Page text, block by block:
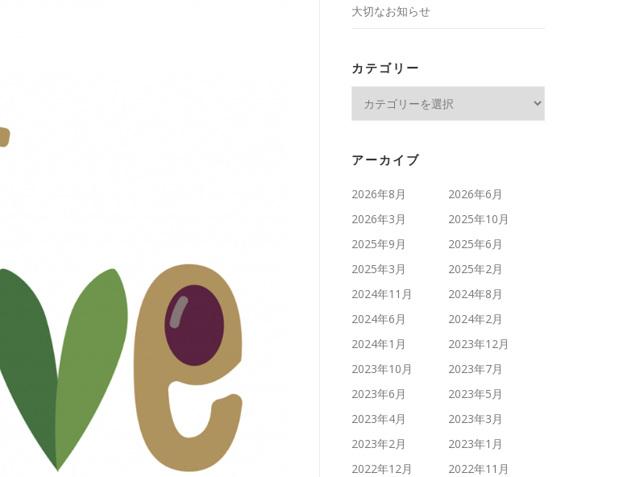
大切なお知らせ
カテゴリー
ー
アーカイブ
2026年8月
2026年6月
2026年3月
2025年10月
2025年9月
2025年6月
2025年3月
2025年2月
2024年11月
2024年8月
2024年6月
2024年2月
2024年1月
2023年12月
2023年10月
2023年7月
2023年6月
2023年5月
2023年4月
2023年3月
2023年2月
2023年1月
2022年12月
2022年11月